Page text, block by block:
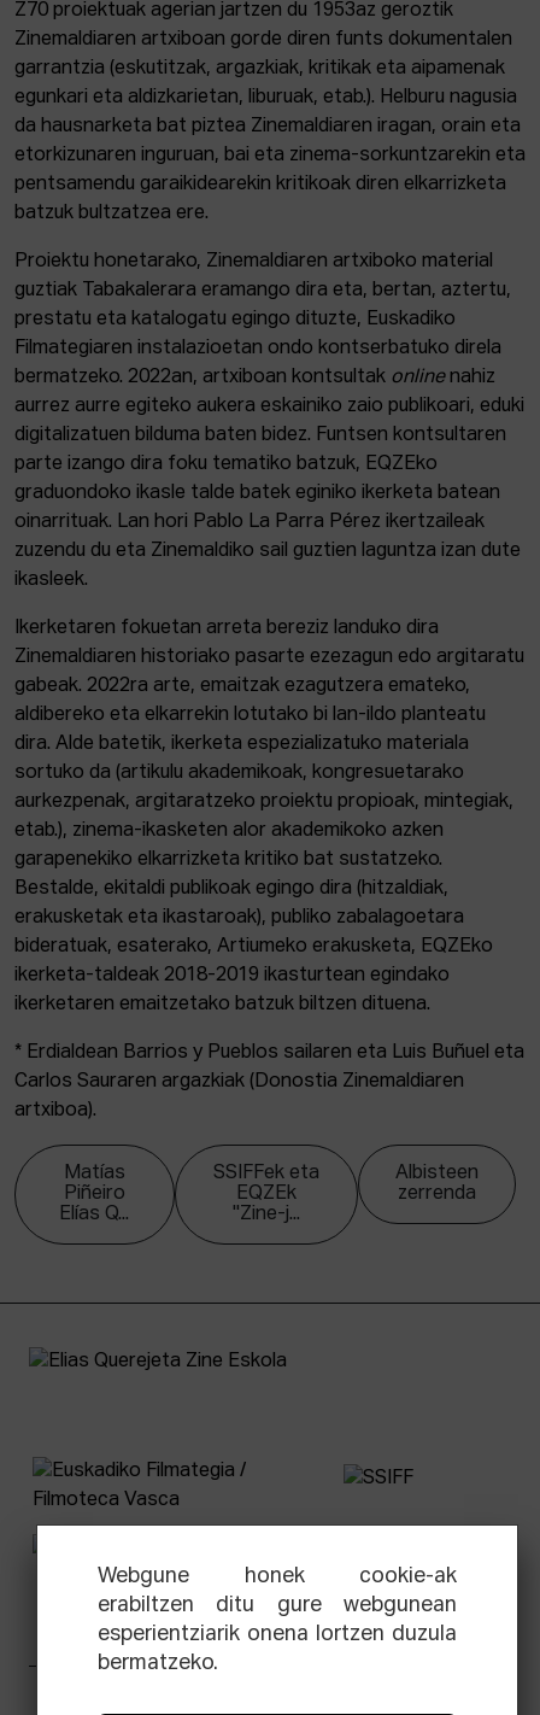
Z70 proiektuak agerian jartzen du 1953az geroztik
Zinemaldiaren artxiboan gorde diren funts dokumentalen
garrantzia (eskutitzak, argazkiak, kritikak eta aipamenak
egunkari eta aldizkarietan, liburuak, etab.). Helburu nagusia
da hausnarketa bat piztea Zinemaldiaren iragan, orain eta
etorkizunaren inguruan, bai eta zinema-sorkuntzarekin eta
pentsamendu garaikidearekin kritikoak diren elkarrizketa
batzuk bultzatzea ere.
Proiektu honetarako, Zinemaldiaren artxiboko material
guztiak Tabakalerara eramango dira eta, bertan, aztertu,
prestatu eta katalogatu egingo dituzte, Euskadiko
Filmategiaren instalazioetan ondo kontserbatuko direla
bermatzeko. 2022an, artxiboan kontsultak onlinenahiz
aurrez aurre egiteko aukera eskainiko zaio publikoari, eduki
digitalizatuen bilduma baten bidez. Funtsen kontsultaren
parte izango dira foku tematiko batzuk, EQZEko
graduondoko ikasle talde batek eginiko ikerketa batean
oinarrituak. Lan hori Pablo La Parra Pérez ikertzaileak
zuzendu du eta Zinemaldiko sail guztien laguntza izan dute
ikasleek.
Ikerketaren fokuetan arreta bereziz landuko dira
Zinemaldiaren historiako pasarte ezezagun edo argitaratu
gabeak. 2022ra arte, emaitzak ezagutzera emateko,
aldibereko eta elkarrekin lotutako bi lan-ildo planteatu
dira. Alde batetik, ikerketa espezializatuko materiala
sortuko da (artikulu akademikoak, kongresuetarako
aurkezpenak, argitaratzeko proiektu propioak, mintegiak,
etab.), zinema-ikasketen alor akademikoko azken
garapenekiko elkarrizketa kritiko bat sustatzeko.
Bestalde, ekitaldi publikoak egingo dira (hitzaldiak,
erakusketak eta ikastaroak), publiko zabalagoetara
bideratuak, esaterako, Artiumeko erakusketa, EQZEko
ikerketa-taldeak 2018-2019 ikasturtean egindako
ikerketaren emaitzetako batzuk biltzen dituena.
* Erdialdean Barrios y Pueblos sailaren eta Luis Buñuel eta
Carlos Sauraren argazkiak (Donostia Zinemaldiaren
artxiboa).
Matías
Piñeiro
Elías Q...
SSIFFek eta
EQZEk
"Zine-j...
Albisteen
zerrenda
Webgune honek cookie-ak
erabiltzen ditu gure webgunean
esperientziarik onena lortzen duzula
bermatzeko.